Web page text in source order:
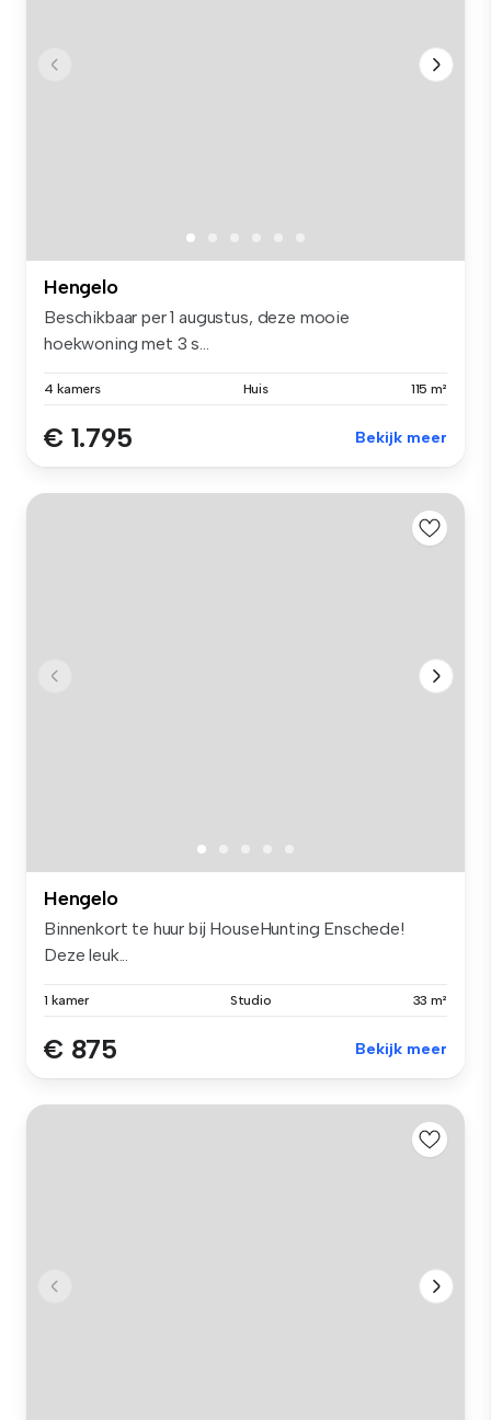
Hengelo
Beschikbaar per 1 augustus, deze mooie
hoekwoning met 3 s...
4 kamers Huis 115 m²
€ 1.795 Bekijk meer
Hengelo
Binnenkort te huur bij HouseHunting Enschede!
Deze leuk...
1 kamer Studio 33 m²
€ 875 Bekijk meer